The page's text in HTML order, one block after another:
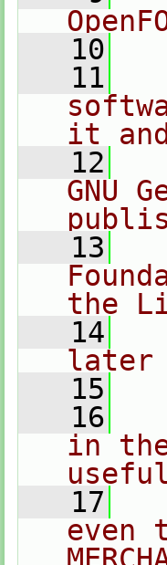
   10
   11
it
   12
GNU
   13
the
   14
later
   15
   16
in
   17
even